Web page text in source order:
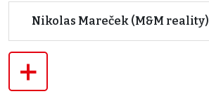
Nikolas Mareček (M&M reality)
+